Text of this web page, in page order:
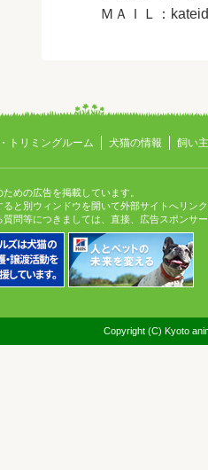
ＭＡＩＬ：
トリミングルーム 犬猫の情報 飼い
めの広告を掲載しています。
と別ウィンドウを開いて外部サイトへリン
問等につきましては、直接、広告スポンサ
Copyright (C) Kyoto